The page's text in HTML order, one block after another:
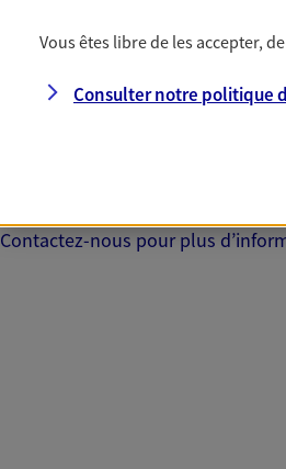
Et si préserver votre budget,
Contactez-nous pour plus
Vous êtes libre de les accepter,
Consulter notre politique